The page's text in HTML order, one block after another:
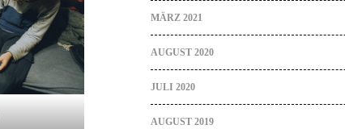
MÄRZ 2021
AUGUST 2020
JULI 2020
AUGUST 2019